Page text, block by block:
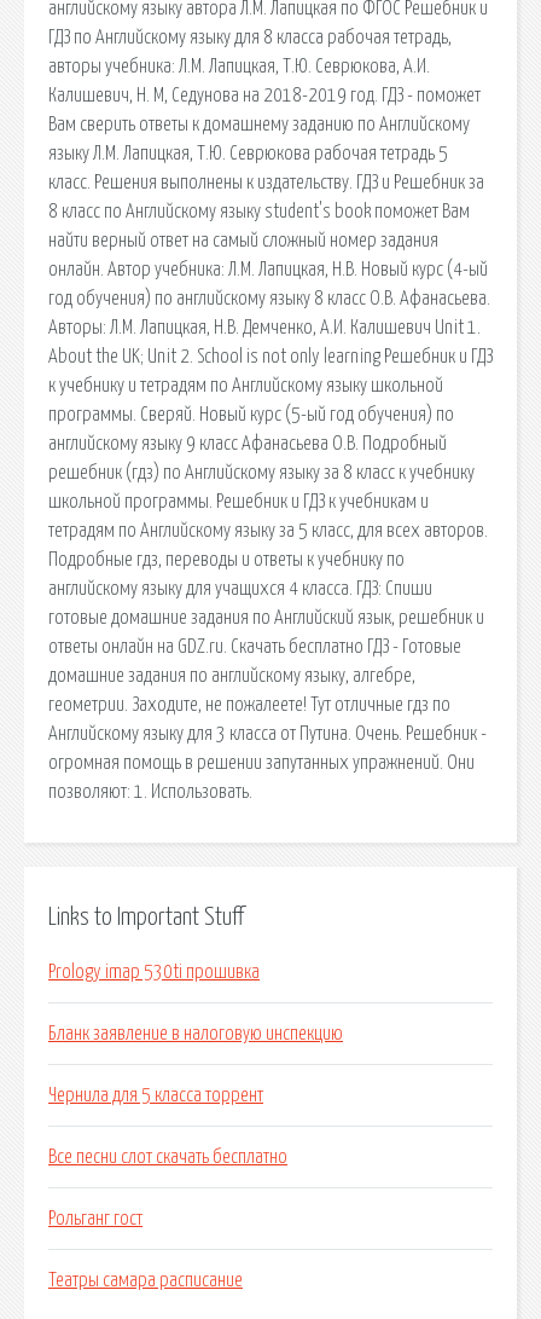
английскому языку автора Л.М. Лапицкая по ФГОС Решебник и
ГДЗ по Английскому языку для 8 класса рабочая тетрадь,
авторы учебника: Л.М. Лапицкая, Т.Ю. Севрюкова, А.И.
Калишевич, Н. М, Седунова на 2018-2019 год. ГДЗ - поможет
Вам сверить ответы к домашнему заданию по Английскому
языку Л.М. Лапицкая, Т.Ю. Севрюкова рабочая тетрадь 5
класс. Решения выполнены к издательству. ГДЗ и Решебник за
8 класс по Английскому языку student's book поможет Вам
найти верный ответ на самый сложный номер задания
онлайн. Автор учебника: Л.М. Лапицкая, Н.В. Новый курс (4-ый
год обучения) по английскому языку 8 класс О.В. Афанасьева.
Авторы: Л.М. Лапицкая, Н.В. Демченко, А.И. Калишевич Unit 1.
About the UK; Unit 2. School is not only learning Решебник и ГДЗ
к учебнику и тетрадям по Английскому языку школьной
программы. Сверяй. Новый курс (5-ый год обучения) по
английскому языку 9 класс Афанасьева О.В. Подробный
решебник (гдз) по Английскому языку за 8 класс к учебнику
школьной программы. Решебник и ГДЗ к учебникам и
тетрадям по Английскому языку за 5 класс, для всех авторов.
Подробные гдз, переводы и ответы к учебнику по
английскому языку для учащихся 4 класса. ГДЗ: Спиши
готовые домашние задания по Английский язык, решебник и
ответы онлайн на GDZ.ru. Скачать бесплатно ГДЗ - Готовые
домашние задания по английскому языку, алгебре,
геометрии. Заходите, не пожалеете! Тут отличные гдз по
Английскому языку для 3 класса от Путина. Очень. Решебник -
огромная помощь в решении запутанных упражнений. Они
позволяют: 1. Использовать.
Links to Important Stuff
Prology imap 530ti прошивка
Бланк заявление в налоговую инспекцию
Чернила для 5 класса торрент
Все песни слот скачать бесплатно
Рольганг гост
Театры самара расписание